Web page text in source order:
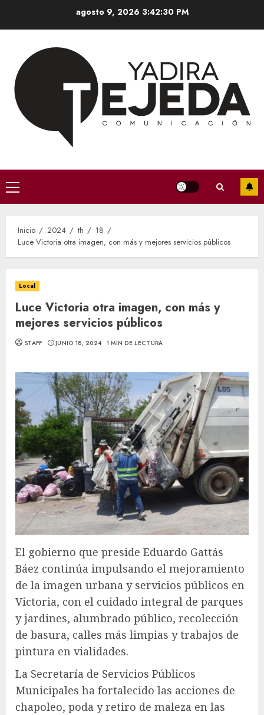
agosto 9, 2026 3:42:31 PM
Menú
principal
Inicio 2024 th
18
Luce Victoria otra imagen, con más y mejores servicios públicos
Local
Luce Victoria otra imagen, con más y
mejores servicios públicos
STAFF JUNIO 18, 2024 1 MIN DE LECTURA
El gobierno que preside Eduardo Gattás
Báez continúa impulsando el mejoramiento
de la imagen urbana y servicios públicos en
Victoria, con el cuidado integral de parques
y jardines, alumbrado público, recolección
de basura, calles más limpias y trabajos de
pintura en vialidades.
La Secretaría de Servicios Públicos
Municipales ha fortalecido las acciones de
chapoleo, poda y retiro de maleza en las